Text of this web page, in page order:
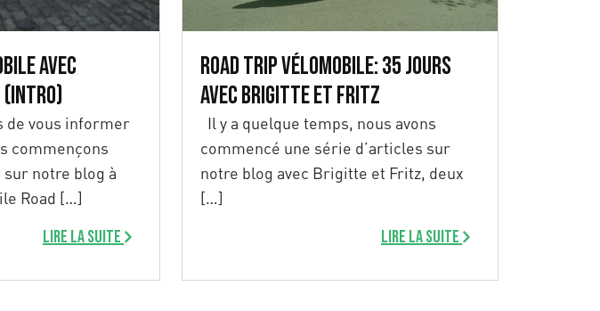
avec
de vous informer
commençons
notre blog à
Road […]
Lire la suite
Road Trip vélomobile: 35 jours
avec Brigitte et Fritz
Il y a quelque temps, nous avons
commencé une série d’articles sur
notre blog avec Brigitte et Fritz, deux
[…]
Lire la suite